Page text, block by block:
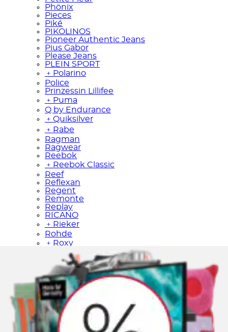
Phönix
Pieces
Piké
PIKOLINOS
Pioneer Authentic Jeans
Pius Gabor
Please Jeans
PLEIN SPORT
﹢ Polarino
Police
Prinzessin Lillifee
﹢ Puma
Q by Endurance
﹢ Quiksilver
﹢ Rabe
Ragman
Ragwear
Reebok
﹢ Reebok Classic
Reef
Reflexan
Regent
Remonte
Replay
RICANO
﹢ Rieker
Rohde
﹢ Roxy
Rusty Neal
s.Oliver
Saint Tropez
Salamander
Salomon
Samantha Look
Sansibar
Sassa
Schiesser
﹢Schöffel